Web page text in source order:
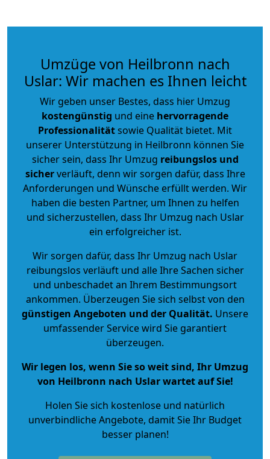
Umzüge von Heilbronn nach
Uslar: Wir machen es Ihnen leicht
Wir geben unser Bestes, dass hier Umzug
kostengünstig und eine hervorragende
Professionalitätsowie Qualität bietet. Mit
unserer Unterstützung in Heilbronn können Sie
sicher sein, dass Ihr Umzug reibungslos und
sicherverläuft, denn wir sorgen dafür, dass Ihre
Anforderungen und Wünsche erfüllt werden. Wir
haben die besten Partner, um Ihnen zu helfen
und sicherzustellen, dass Ihr Umzug nach Uslar
ein erfolgreicher ist.
Wir sorgen dafür, dass Ihr Umzug nach Uslar
reibungslos verläuft und alle Ihre Sachen sicher
und unbeschadet an Ihrem Bestimmungsort
ankommen. Überzeugen Sie sich selbst von den
günstigen Angeboten und der Qualität. Unsere
umfassender Service wird Sie garantiert
überzeugen.
Wir legen los, wenn Sie so weit sind, Ihr Umzug
von Heilbronn nach Uslar wartet auf Sie!
Holen Sie sich kostenlose und natürlich
unverbindliche Angebote, damit Sie Ihr Budget
besser planen!